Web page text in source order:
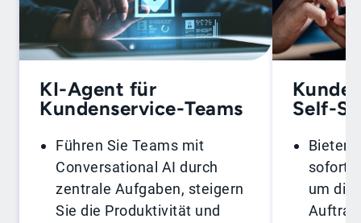
KI-Agent für
Kundenservice-Teams
Führen Sie Teams mit
Conversational AI durch
zentrale Aufgaben, steigern
Sie die Produktivität und
Self-
Bieten
um die